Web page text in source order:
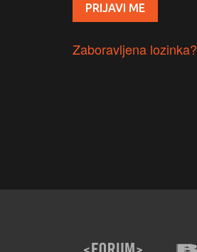
Zaboravljena lozinka?